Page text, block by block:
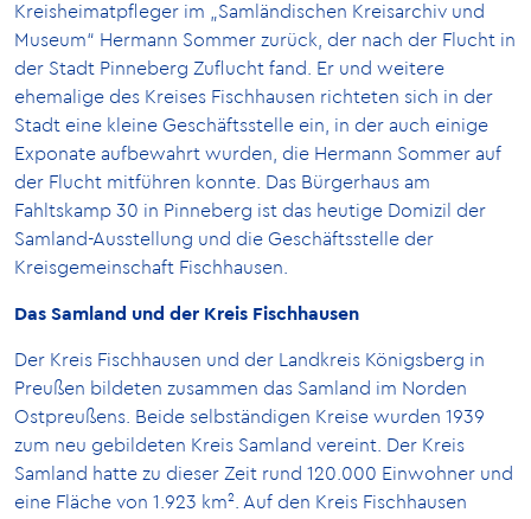
Kreisheimatpfleger im „Samländischen Kreisarchiv und
Museum“ Hermann Sommer zurück, der nach der Flucht in
der Stadt Pinneberg Zuflucht fand. Er und weitere
ehemalige des Kreises Fischhausen richteten sich in der
Stadt eine kleine Geschäftsstelle ein, in der auch einige
Exponate aufbewahrt wurden, die Hermann Sommer auf
der Flucht mitführen konnte. Das Bürgerhaus am
Fahltskamp 30 in Pinneberg ist das heutige Domizil der
Samland-Ausstellung und die Geschäftsstelle der
Kreisgemeinschaft Fischhausen.
Das Samland und der Kreis Fischhausen
Der Kreis Fischhausen und der Landkreis Königsberg in
Preußen bildeten zusammen das Samland im Norden
Ostpreußens. Beide selbständigen Kreise wurden 1939
zum neu gebildeten Kreis Samland vereint. Der Kreis
Samland hatte zu dieser Zeit rund 120.000 Einwohner und
eine Fläche von 1.923 km². Auf den Kreis Fischhausen